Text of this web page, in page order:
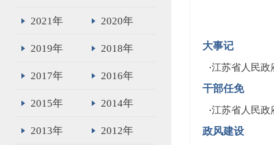
2021年 2020年
2019年 2018年
2017年 2016年
2015年 2014年
2013年 2012年
大事记
·江苏省人民政
干部任免
·江苏省人民政
政风建设